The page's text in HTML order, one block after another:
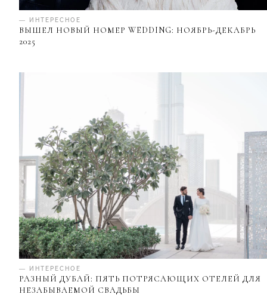
— ИНТЕРЕСНОЕ
ВЫШЕЛ НОВЫЙ НОМЕР WEDDING: НОЯБРЬ-ДЕКАБРЬ
2025
— ИНТЕРЕСНОЕ
РАЗНЫЙ ДУБАЙ: ПЯТЬ ПОТРЯСАЮЩИХ ОТЕЛЕЙ ДЛЯ
НЕЗАБЫВАЕМОЙ СВАДЬБЫ